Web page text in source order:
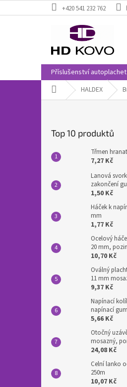
na
+420 541 232 762
Příslušenství autoplachet
Domů HALDEX
Top 10 produktů
Třmen
7,27 Kč
Lanová
zakončení
1,50 Kč
Háček k
mm
1,77 Kč
Ocelový
20 mm,
10,70 Kč
Oválný
11 mm
9,37 Kč
Napínací
napínací
5,66 Kč
Otočný
mosazný,
24,08 Kč
Celní lanko
250m
10,07 Kč